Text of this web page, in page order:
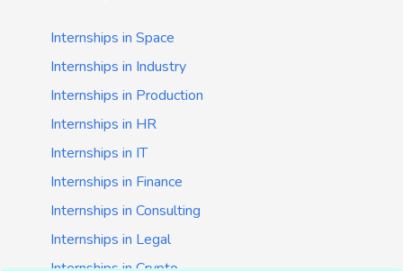
Internships in Space
Internships in Industry
Internships in Production
Internships in HR
Internships in IT
Internships in Finance
Internships in Consulting
Internships in Legal